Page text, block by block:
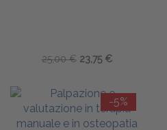
25,00 € 23,75 €
-5%